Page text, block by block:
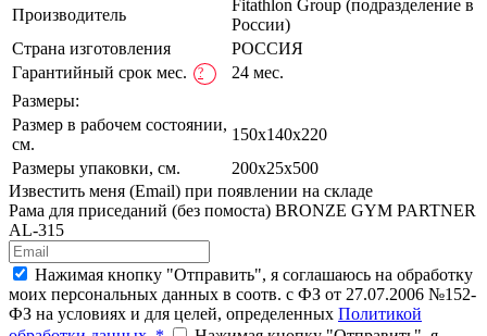
Производитель
Fitathlon Group (подразделение в
России)
Страна изготовления
РОССИЯ
Гарантийный срок мес.
?
24 мес.
Размеры:
Размер в рабочем состоянии,
см.
150х140x220
Размеры упаковки, см.
200х25x500
Известить меня (Email) при появлении на складе
Рама для приседаний (без помоста) BRONZE GYM PARTNER
AL-315
Нажимая кнопку "Отправить", я соглашаюсь на обработку
моих персональных данных в соотв. с ФЗ от 27.07.2006 №152-
ФЗ на условиях и для целей, определенных Политикой